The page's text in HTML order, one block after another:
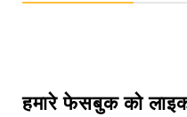
हमारे फेसबुक को